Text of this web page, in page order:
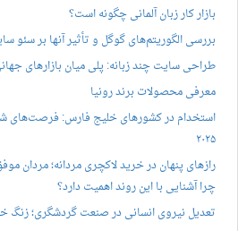
بازار کار زبان آلمانی چگونه است؟
بررسی الگوریتم‌های گوگل و تأثیر آنها بر سئو
طراحی سایت چند زبانه: پلی میان بازارهای
معرفی محصولات برند رونیا
استخدام در کشورهای خلیج فارس: فرصت‌های
۲۰۲۵
رازهای پنهان در خرید لاکچری مردانه؛ مردان
چرا آشنایی با این روند اهمیت دارد؟
تعدیل نیروی انسانی در صنعت گردشگری؛ زنگ